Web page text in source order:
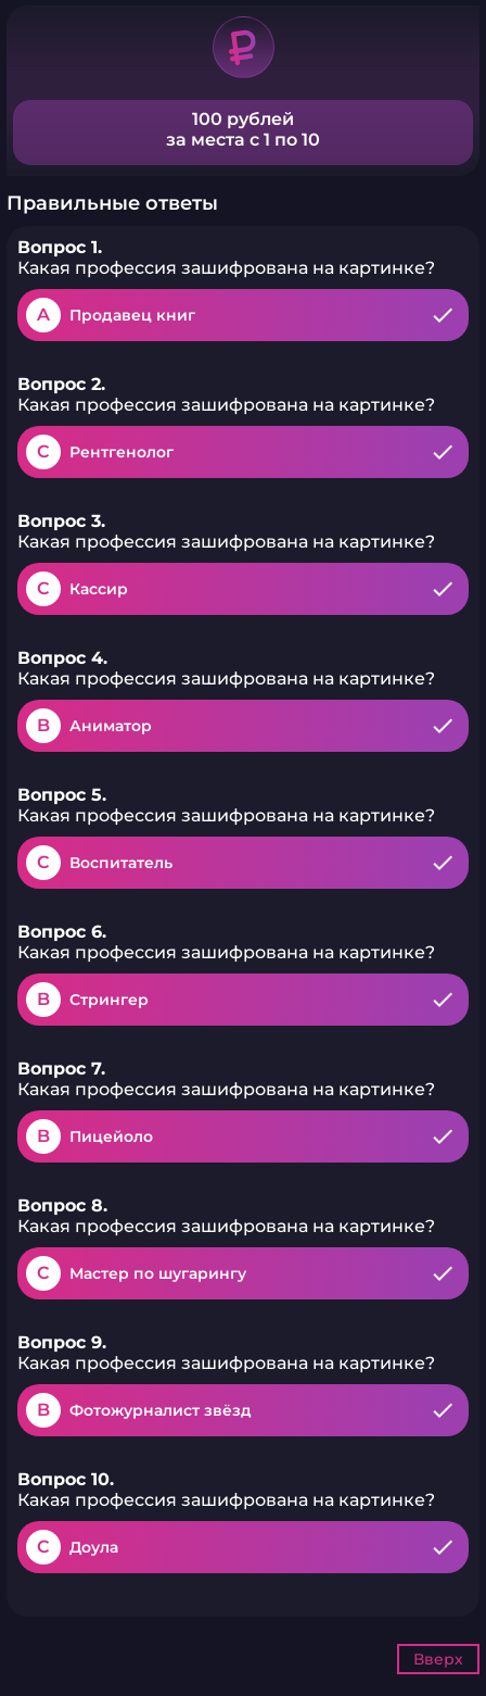
100 рублей
за места с 1 по 10
Правильные ответы
Вопрос 1.
Какая профессия зашифрована на картинке?
A Продавец книг
Вопрос 2.
Какая профессия зашифрована на картинке?
C Рентгенолог
Вопрос 3.
Какая профессия зашифрована на картинке?
C Кассир
Вопрос 4.
Какая профессия зашифрована на картинке?
B Аниматор
Вопрос 5.
Какая профессия зашифрована на картинке?
C Воспитатель
Вопрос 6.
Какая профессия зашифрована на картинке?
B Стрингер
Вопрос 7.
Какая профессия зашифрована на картинке?
B Пицейоло
Вопрос 8.
Какая профессия зашифрована на картинке?
C Мастер по шугарингу
Вопрос 9.
Какая профессия зашифрована на картинке?
B Фотожурналист звёзд
Вопрос 10.
Какая профессия зашифрована на картинке?
C Доула
Вверх